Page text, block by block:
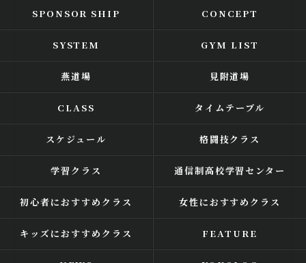
SPONSOR SHIP CONCEPT
SYSTEM GYM LIST
燕道場 見附道場
CLASS タイムテーブル
スケジュール 格闘技クラス
学習クラス 通信制高校学習センター
初心者におすすめクラス 女性におすすめクラス
キッズにおすすめクラス FEATURE